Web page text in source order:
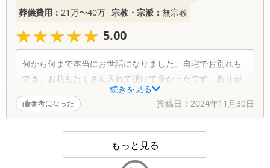
続きを見る
葬儀費用： 21万〜40万 宗教・宗派： 無宗教
★★★★★
★★★★★ 5.00
何から何まで本当にお世話になりました。自宅でお別れも
でき、お花もたくさん入れて頂けて良かったです。ありが
とうございました。
参考になった 投稿日： 2024年11月30日
もっと見る